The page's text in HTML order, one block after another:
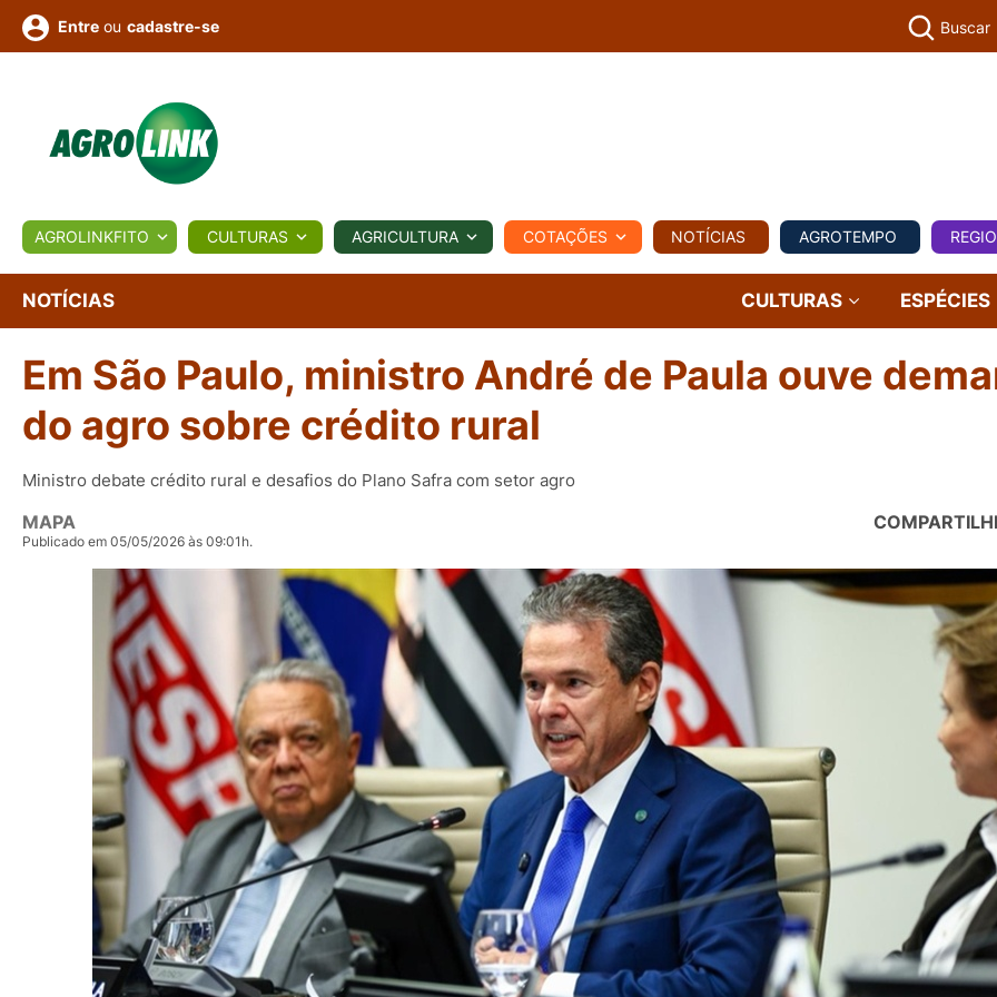
BIOLÓGICOS COTAÇÕES NOTÍCIAS AGROTEMPO REGIONAL COMERCIAL AGROVIAGENS
Conversor Colunistas Eventos
Fotos
Vídeos
Entre ou cadastre-se Buscar
AGROLINKFITO CULTURAS AGRICULTURA COTAÇÕES NOTÍCIAS AGROTEMPO
NOTÍCIAS CULTURAS ESPÉCIES
Em São Paulo, ministro André de Paula ouve
do agro sobre crédito rural
Ministro debate crédito rural e desafios do Plano Safra com setor agro
MAPA
Publicado em 05/05/2026 às 09:01h.